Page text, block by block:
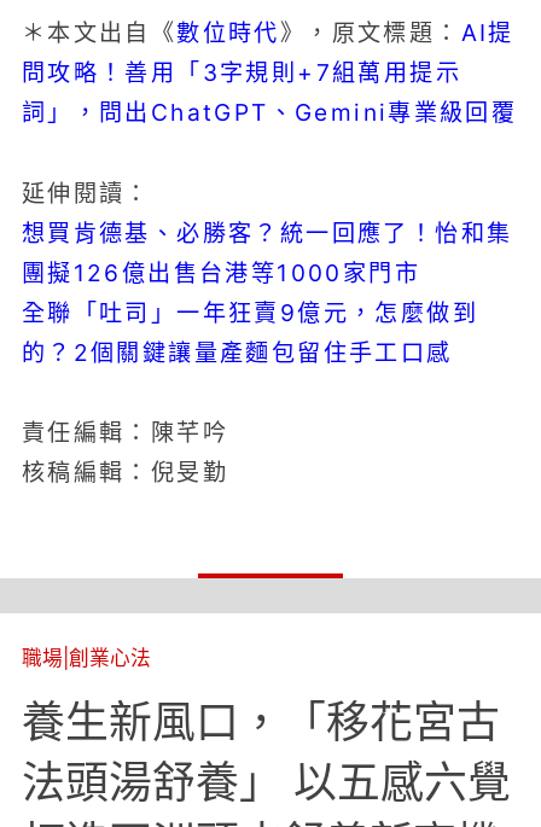
＊本文出自《數位時代》，原文標題： AI提
問攻略！善用「3字規則+7組萬用提示
詞」，問出ChatGPT、Gemini專業級回覆
延伸閱讀：
想買肯德基、必勝客？統一回應了！怡和集
團擬126億出售台港等1000家門市
全聯「吐司」一年狂賣9億元，怎麼做到
的？2個關鍵讓量產麵包留住手工口感
責任編輯：陳芊吟
核稿編輯：倪旻勤
職場 創業心法
養生新風口，「移花宮古
法頭湯舒養」 以五感六覺